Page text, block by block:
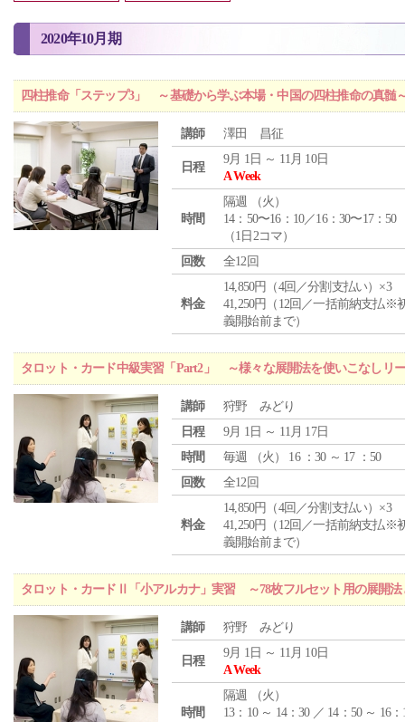
2020年10月期
四柱推命「ステップ3」 ～基礎から学ぶ本場・中国の四柱推命の真髄
講師 澤田 昌征
日程
9月 1日 ～ 11月 10日
A Week
時間
隔週 （火 ）
14：50〜16：10／16：30〜17：50
（1日2コマ）
回数
全12回
料金
14,850円（4回／分割支払い）×3
41,250円（12回／一括前納支払※
義開始前まで）
タロット・カード中級実習「Part2」 ～様々な展開法を使いこなしリ
講師
狩野 みどり
日程
9月 1日 ～ 11月 17日
時間
毎週 （火 ） 16 ：30 ～ 17 ：50
回数
全12回
料金
14,850円（4回／分割支払い）×3
41,250円（12回／一括前納支払※
義開始前まで）
タロット・カードⅡ「小アルカナ」実習 ～78枚フルセット用の展開法
講師 狩野 みどり
日程
9月 1日 ～ 11月 10日
A Week
時間
隔週 （火 ）
13：10 ～ 14：30 ／ 14：50 ～ 16：